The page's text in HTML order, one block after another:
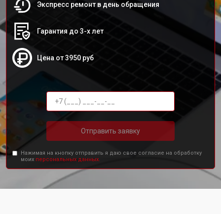
Экспресс ремонт в день обращения
Гарантия до 3-х лет
Цена от 3950 руб
Отправить заявку
Нажимая на кнопку отправить я даю свое согласие на обработку
моих персональных данных.